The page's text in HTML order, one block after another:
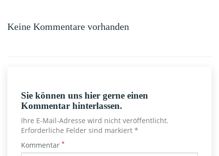
Keine Kommentare vorhanden
Sie können uns hier gerne einen
Kommentar hinterlassen.
Ihre E-Mail-Adresse wird nicht veröffentlicht.
Erforderliche Felder sind markiert *
Kommentar *